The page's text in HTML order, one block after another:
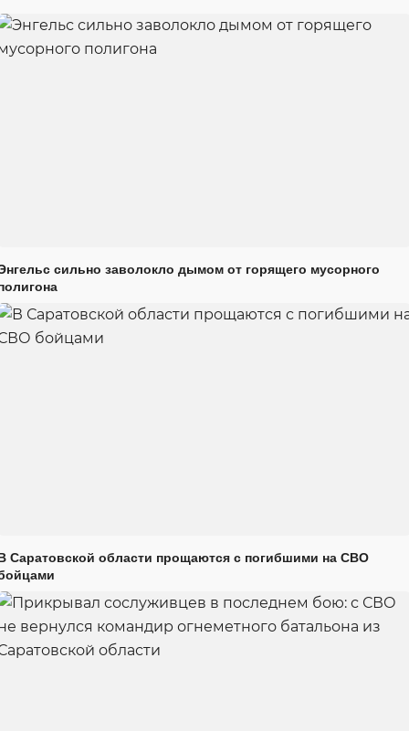
сильно заволокло дымом от горящего мусорного
Саратовской области прощаются с погибшими на СВО